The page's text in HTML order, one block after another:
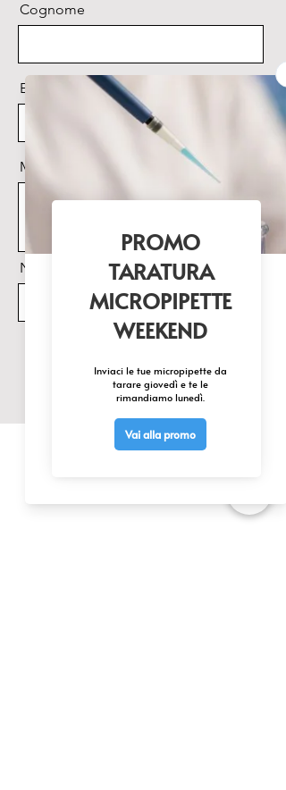
Cognome
Email
Messaggio
Nome Prodotto di interesse
Invia